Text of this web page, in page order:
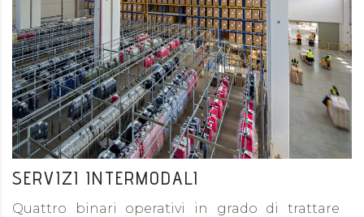
SERVIZI INTERMODALI
Quattro binari operativi in grado di trattare